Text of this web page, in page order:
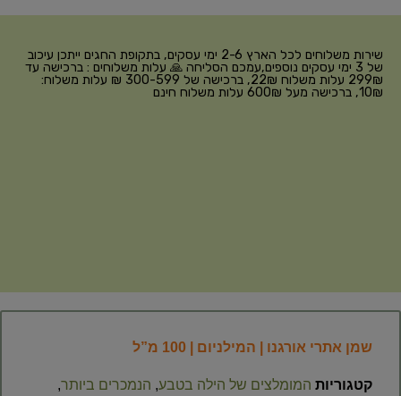
שירות משלוחים לכל הארץ 2-6 ימי עסקים, בתקופת החגים ייתכן עיכוב
של 3 ימי עסקים נוספים,עמכם הסליחה 🙏 עלות משלוחים : ברכישה עד
299₪ עלות משלוח 22₪, ברכישה של 300-599 ₪ עלות משלוח:
10₪, ברכישה מעל 600₪ עלות משלוח חינם
שמן אתרי אורגנו | המילניום | 100 מ”ל
קטגוריות המומלצים של הילה בטבע, הנמכרים ביותר,